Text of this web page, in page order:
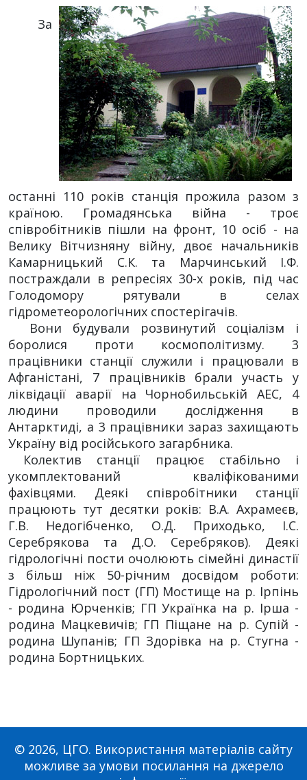
За
останні 110 років станція прожила разом з
країною. Громадянська війна - троє
співробітників пішли на фронт, 10 осіб - на
Велику Вітчизняну війну, двоє начальників
Камарницький С.К. та Марчинський І.Ф.
постраждали в репресіях 30-х років, під час
Голодомору рятували в селах
гідрометеорологічних спостерігачів.
Вони будували розвинутий соціалізм і
боролися проти космополітизму. 3
працівники станції служили і працювали в
Афганістані, 7 працівників брали участь у
ліквідації аварії на Чорнобильській АЕС, 4
людини проводили дослідження в
Антарктиді, а 3 працівники зараз захищають
Україну від російського загарбника.
Колектив станції працює стабільно і
укомплектований кваліфікованими
фахівцями. Деякі співробітники станції
працюють тут десятки років: В.А. Ахрамеєв,
Г.В. Недогібченко, О.Д. Приходько, І.С.
Серебрякова та Д.О. Серебряков). Деякі
гідрологічні пости очолюють сімейні династії
з більш ніж 50-річним досвідом роботи:
Гідрологічний пост (ГП) Мостище на р. Ірпінь
- родина Юрченків; ГП Українка на р. Ірша -
родина Мацкевичів; ГП Піщане на р. Супій -
родина Шупанів; ГП Здорівка на р. Стугна -
родина Бортницьких.
© 2026, ЦГО. Використання матеріалів сайту
можливе за умови посилання на джерело